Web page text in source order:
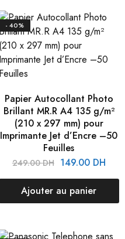
- 40%
Papier Autocollant Photo
Brillant MR.R A4 135 g/m²
(210 x 297 mm) pour
Imprimante Jet d’Encre –50
Feuilles
249.00DH 149.00 DH
Ajouter au panier